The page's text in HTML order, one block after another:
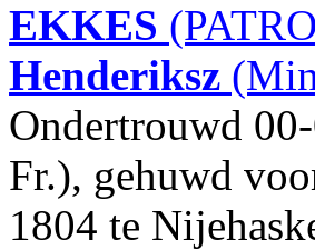
EKKES
Henderiksz
Ondertrouwd
Fr.), gehuwd
1804 te